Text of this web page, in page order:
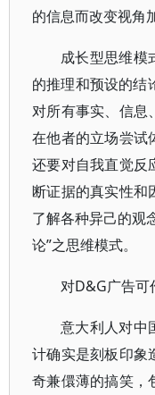
的信息而改变视角
成长型思维模
的推理和预设的结
对所有事实、信息
在他者的立场尝试
还要对自我直觉反
断证据的真实性和
了解各种异己的观
论”之思维模式。
对D&G广告可
意大利人对中
计确实是刻板印象
奇兼儇薄的搞笑，